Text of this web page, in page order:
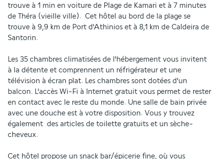
trouve à 1 min en voiture de Plage de Kamari et à 7 minutes
de Théra (vieille ville).  Cet hôtel au bord de la plage se
trouve à 9,9 km de Port d'Athinios et à 8,1 km de Caldeira de
Santorin.
Les 35 chambres climatisées de l'hébergement vous invitent
à la détente et comprennent un réfrigérateur et une
télévision à écran plat. Les chambres sont dotées d'un
balcon. L'accès Wi-Fi à Internet gratuit vous permet de rester
en contact avec le reste du monde. Une salle de bain privée
avec une douche est à votre disposition. Vous y trouvez
également  des articles de toilette gratuits et un sèche-
cheveux.
Cet hôtel propose un snack bar/épicerie fine, où vous